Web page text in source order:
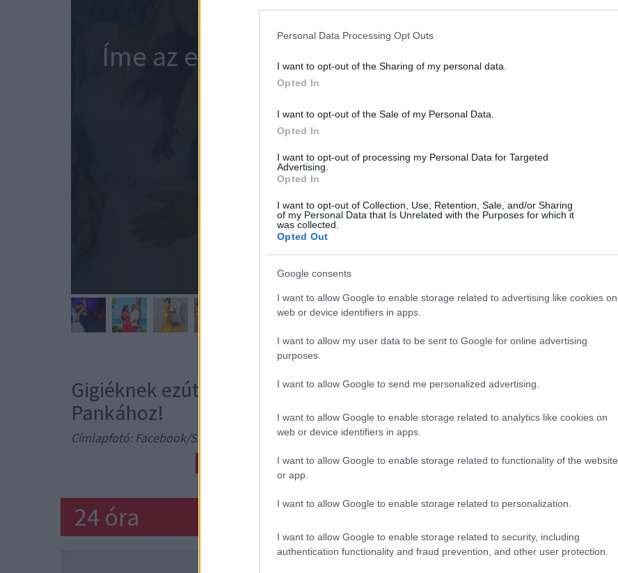
Personal Data Processing Opt Outs
I want to opt-out of the Sharing of my personal data.
Opted In
I want to opt-out of the Sale of my Personal Data.
Opted In
I want to opt-out of processing my Personal Data for Targeted
Advertising.
Opted In
I want to opt-out of Collection, Use, Retention, Sale, and/or Sharing
of my Personal Data that Is Unrelated with the Purposes for which it
was collected.
Opted Out
Google consents
I want to allow Google to enable storage related to advertising like cookies on
web or device identifiers in apps.
I want to allow my user data to be sent to Google for online advertising
purposes.
I want to allow Google to send me personalized advertising.
I want to allow Google to enable storage related to analytics like cookies on
web or device identifiers in apps.
I want to allow Google to enable storage related to functionality of the website
or app.
I want to allow Google to enable storage related to personalization.
I want to allow Google to enable storage related to security, including
authentication functionality and fraud prevention, and other user protection.
Íme az első képek - Gigi boldog anyuka!
Gigiéknek ezúton kívánunk jó egészséget és sok örömet
Pankához!
Címlapfotó: Facebook/SzadaiRaczIldikoGigi
TERHESSÉG SZERELEM RÁCZ ILDIKÓ
24 óra